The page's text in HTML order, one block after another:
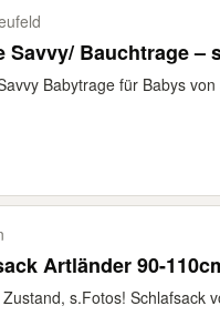
Savvy/ Bauchtrage –
Babytrage für Babys
Artländer 90-
s.Fotos! Schlafsack